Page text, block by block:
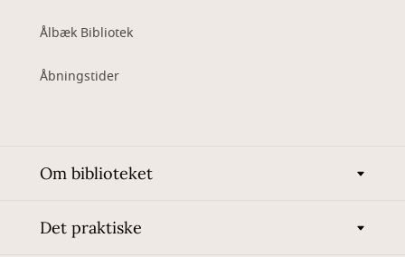
Ålbæk Bibliotek
Åbningstider
Om biblioteket
Det praktiske